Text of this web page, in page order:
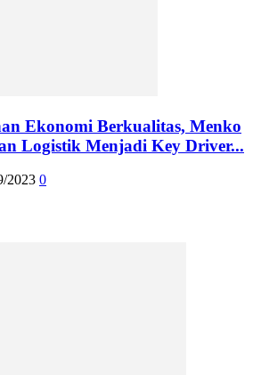
Ekonomi Berkualitas, Menko
Logistik Menjadi Key Driver...
2023 0